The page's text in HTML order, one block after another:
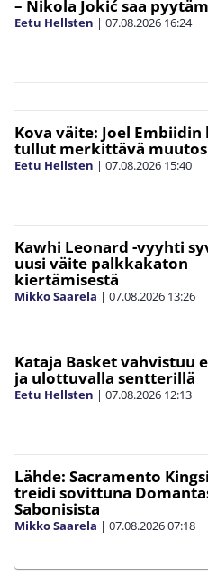
– Nikola Jokić saa
Eetu Hellsten | 07.08.2026 16:24
Kova väite: Joel
tullut merkittävä muutos
Eetu Hellsten | 07.08.2026 15:40
Kawhi Leonard -vyyhti
uusi väite palkkakaton
kiertämisestä
Mikko Saarela | 07.08.2026 13:26
Kataja Basket vahvistuu
ja ulottuvalla sentterillä
Eetu Hellsten | 07.08.2026 12:13
Lähde: Sacramento
treidi sovittuna
Sabonisista
Mikko Saarela | 07.08.202607:18